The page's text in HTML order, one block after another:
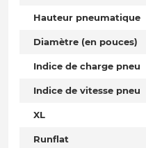
Hauteur pneumatique
Diamètre (en pouces)
Indice de charge pneu
Indice de vitesse pneu
XL
Runflat